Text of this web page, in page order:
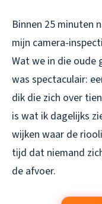
Binnen 25 minuten
mijn camera-
Wat we in die oude
was spectaculair:
dik die zich over
is wat ik dagelijks
wijken waar de
tijd dat niemand
de afvoer.